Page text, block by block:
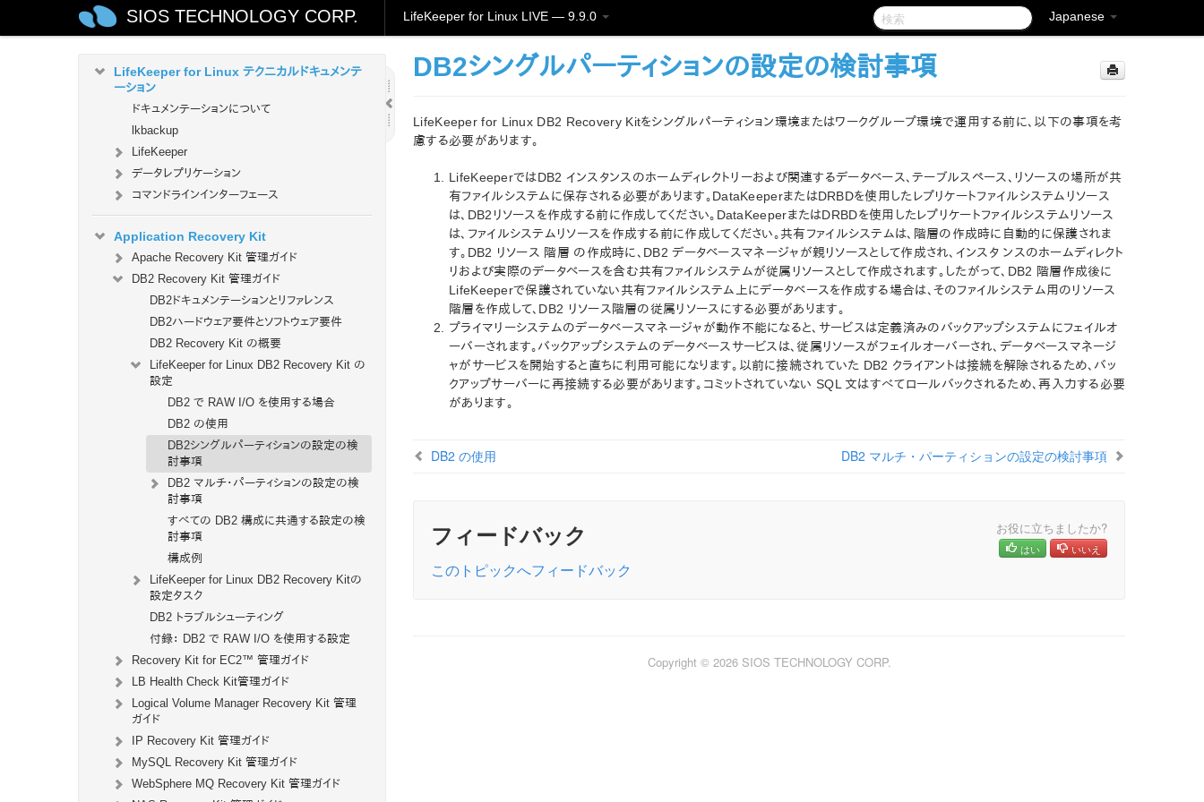
Japanese
SIOS TECHNOLOGY CORP. LifeKeeper for Linux LIVE — 9.9.0
LifeKeeper を使用したノードの OS / カーネル
LifeKeeper for Linux テクニカルドキュメンテ
ーション
ドキュメンテーションについて
lkbackup
LifeKeeper
データレプリケーション
コマンドラインインターフェース
Application Recovery Kit
Apache Recovery Kit 管理ガイド
DB2 Recovery Kit 管理ガイド
DB2ドキュメンテーションとリファレンス
DB2ハードウェア要件とソフトウェア要件
DB2 Recovery Kit の概要
LifeKeeper for Linux DB2 Recovery Kit の
設定
DB2 で RAW I/O を使用する場合
DB2 の使用
DB2シングルパーティションの設定の検
討事項
DB2 マルチ・パーティションの設定の検
討事項
すべての DB2 構成に共通する設定の検
討事項
構成例
LifeKeeper for Linux DB2 Recovery Kitの
設定タスク
DB2 トラブルシューティング
付録： DB2 で RAW I/O を使用する設定
Recovery Kit for EC2™ 管理ガイド
LB Health Check Kit管理ガイド
Logical Volume Manager Recovery Kit 管理
ガイド
IP Recovery Kit 管理ガイド
MySQL Recovery Kit 管理ガイド
WebSphere MQ Recovery Kit 管理ガイド
DB2シングルパーティションの設定の検討事項
LifeKeeper for Linux DB2 Recovery Kitをシングルパーティション環境またはワークグループ環境で運用する前に、以下の事項を考
慮する必要があります。
LifeKeeperではDB2 インスタンスのホームディレクトリーおよび関連するデータベース、テーブルスペース、リソースの場所が共
有ファイルシステムに保存される必要があります。DataKeeperまたはDRBDを使用したレプリケートファイルシステムリソース
は、DB2リソースを作成する前に作成してください。DataKeeperまたはDRBDを使用したレプリケートファイルシステムリソース
は、ファイルシステムリソースを作成する前に作成してください。共有ファイルシステムは、階層の作成時に自動的に保護されま
す。DB2 リソース 階層 の作成時に、DB2 データベースマネージャが親リソースとして作成され、インスタ ンスのホームディレクト
リおよび実際のデータベースを含む共有ファイルシステムが従属リソースとして作成されます。したがって、DB2 階層作成後に
LifeKeeperで保護されていない共有ファイルシステム上にデータベースを作成する場合は、そのファイルシステム用のリソース
階層を作成して、DB2 リソース階層の従属リソースにする必要があります。
プライマリーシステムのデータベースマネージャが動作不能になると、サービスは定義済みのバックアップシステムにフェイルオ
ーバーされます。バックアップシステムのデータベースサービスは、従属リソースがフェイルオーバーされ、データベースマネージ
ャがサービスを開始すると直ちに利用可能になります。以前に接続されていた DB2 クライアントは接続を解除されるため、バッ
クアップサーバーに再接続する必要があります。コミットされていない SQL 文はすべてロールバックされるため、再入力する必要
があります。
DB2 の使用 DB2 マルチ・パーティションの設定の検討事項
フィードバック お役に立ちましたか?
はい いいえ
このトピックへフィードバック
Copyright © 2026 SIOS TECHNOLOGY CORP.